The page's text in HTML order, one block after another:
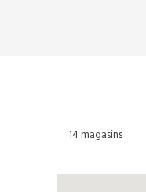
14magasins